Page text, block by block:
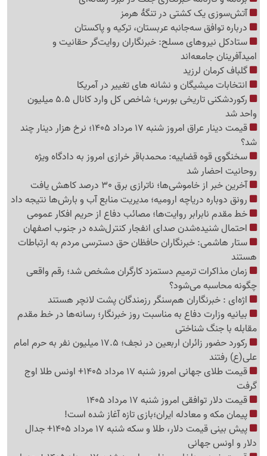
آتش‌سوزی یک کشتی در تنگهٔ هرمز
درباره توافق سه‌جانبه عربستان، ترکیه و پاکستان
ستادکل نیروهای مسلح: خبرنگاران روایت‌گر حقانیت و
امیدآفرینان جامعه‌اند
گلباف کرمان لرزید
انتخابات میشیگان و نشانه های تغییر در آمریکا
رکوردشکنی تاریخی بورس؛ شاخص کل وارد کانال 5.5 میلیون
واحد شد
قیمت دینار عراق امروز شنبه 17 مرداد 1405؛ نرخ هزار دینار چند
شد؟
سخنگوی قوه قضاییه: محمدباقر خرازی امروز به دادگاه ویژه
روحانیت احضار شد
آخرین خبر از خاموشی‌ها؛ ناترازی برق 30 درصد کاهش یافت
رونق دوباره دریاچه ارومیه؛ مدیریت منابع آب و بارش‌ها نتیجه داد
خط مقدم نابرابر روایت‌ها؛ مصائب دفاع از حریم افکار عمومی
احتمال شنیده‌شدن صدای انفجار کنترل‌شده در جنوب اصفهان
ستار هاشمی: خبرنگاران حافظان حق دسترسی مردم به ارتباطات
هستند
زمان مذاکرات ترمیم دستمزد کارگران مشخص شد؛ رقم واقعی
چگونه محاسبه می‌شود؟
اژه‌ای : خبرنگاران هم‌سنگر رزمندگان پشت لانچر هستند
بیانیه وزارت دفاع به مناسبت روز خبرنگار؛ رسانه‌ها در خط مقدم
مقابله با جنگ شناختی
رکورد حضور زائران اربعین در نجف؛ 17.5 میلیون نفر به حرم امام
علی(ع) رفتند
قیمت طلای جهانی امروز شنبه 17 مرداد 1405+ اونس طلا اوج
گرفت
قیمت دلار توافقی امروز شنبه 17 مرداد 1405
پیمان مکه و معادله ایران؛بازی تازه آغاز شده است!
پیش ‌بینی قیمت دلار، طلا و سکه شنبه 17 مرداد 1405+ جدال
دلار و اونس جهانی